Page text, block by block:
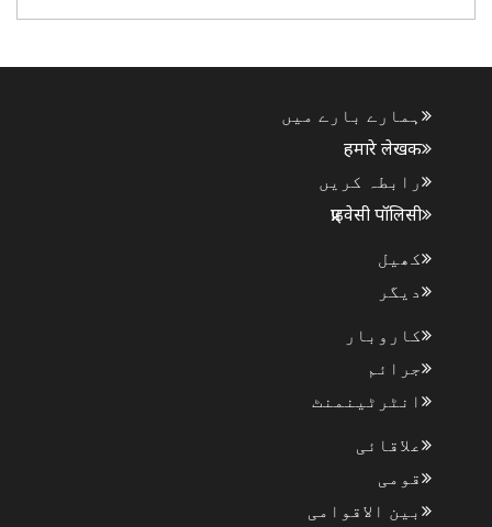
ہمارے بارے میں
हमारे लेखक
رابطہ کریں
प्राइवेसी पॉलिसी
کھیل
دیگر
کاروبار
جرائم
انٹرٹینمنٹ
علاقائی
قومی
بین الاقوامی